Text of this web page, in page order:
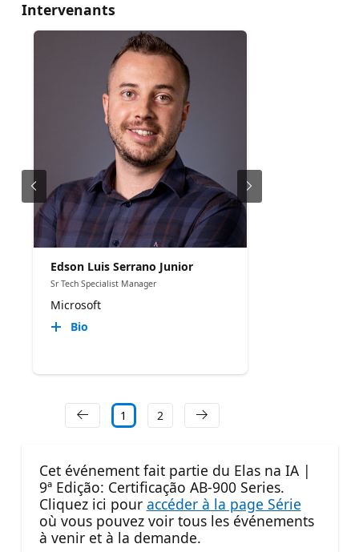
Intervenants
Edson Luis Serrano Junior
Sr Tech Specialist Manager
Microsoft
Bio
1 2
Cet événement fait partie du Elas na IA |
9ª Edição: Certificação AB-900 Series.
Cliquez ici pour accéder à la page Série
où vous pouvez voir tous les événements
à venir et à la demande.